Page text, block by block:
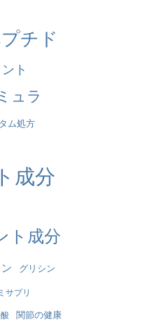
チド
ト
ュラ
ム処方
成分
ト成分
グリシン
サプリ
関節の健康